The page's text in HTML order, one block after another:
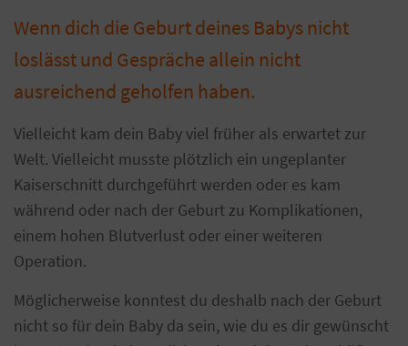
Wenn dich die Geburt deines Babys nicht
loslässt und Gespräche allein nicht
ausreichend geholfen haben.
Vielleicht kam dein Baby viel früher als erwartet zur
Welt. Vielleicht musste plötzlich ein ungeplanter
Kaiserschnitt durchgeführt werden oder es kam
während oder nach der Geburt zu Komplikationen,
einem hohen Blutverlust oder einer weiteren
Operation.
Möglicherweise konntest du deshalb nach der Geburt
nicht so für dein Baby da sein, wie du es dir gewünscht